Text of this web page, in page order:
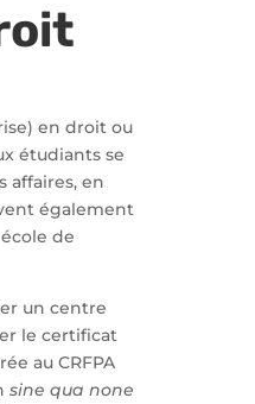
en droit ou
étudiants se
affaires, en
également
de
un centre
le certificat
au CRFPA
sine qua none